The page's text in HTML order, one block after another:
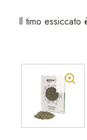
Il timo essiccato